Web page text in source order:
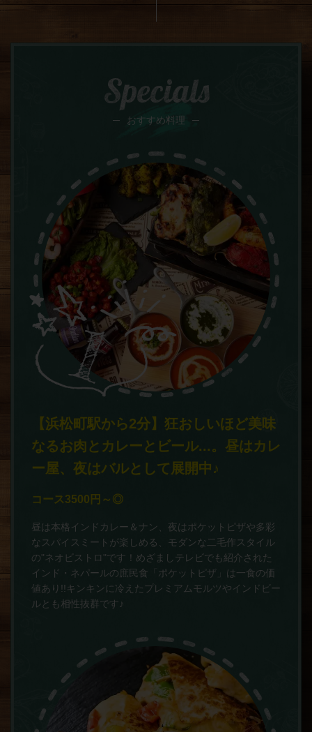
Specials
おすすめ料理
【浜松町駅から2分】狂おしいほど美味
なるお肉とカレーとビール...。昼はカレ
ー屋、夜はバルとして展開中♪
コース3500円～◎
昼は本格インドカレー＆ナン、夜はポケットピザや多彩
なスパイスミートが楽しめる、モダンな二毛作スタイル
の"ネオビストロ"です！めざましテレビでも紹介された
インド・ネパールの庶民食「ポケットピザ」は一食の価
値あり!!キンキンに冷えたプレミアムモルツやインドビー
ルとも相性抜群です♪